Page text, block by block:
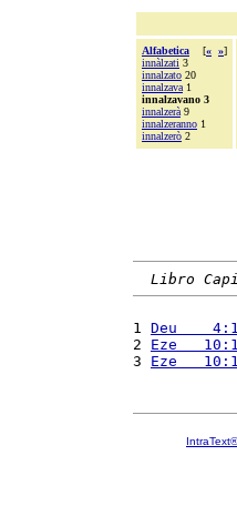
Alfabetica [« »]
innàlzati 3
innalzato 20
innalzava 1
innalzavano 3
innalzerà 9
innalzeranno 1
innalzerò 2
Libro
1 Deu
2 Eze
3 Eze
IntraText®